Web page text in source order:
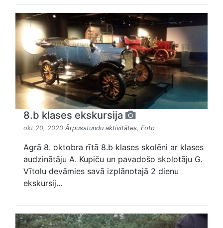
8.b klases ekskursija
okt 20, 2020 Ārpusstundu aktivitātes, Foto
Agrā 8. oktobra rītā 8.b klases skolēni ar klases
audzinātāju A. Kupiču un pavadošo skolotāju G.
Vītolu devāmies savā izplānotajā 2 dienu
ekskursij...